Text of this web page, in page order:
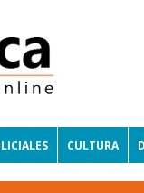
CULTURA